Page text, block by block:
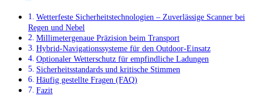
Wetterfeste Sicherheitstechnologien – Zuverlässige Scanner bei
Regen und Nebel
Millimetergenaue Präzision beim Transport
Hybrid-Navigationssysteme für den Outdoor-Einsatz
Optionaler Wetterschutz für empfindliche Ladungen
Sicherheitsstandards und kritische Stimmen
Häufig gestellte Fragen (FAQ)
Fazit